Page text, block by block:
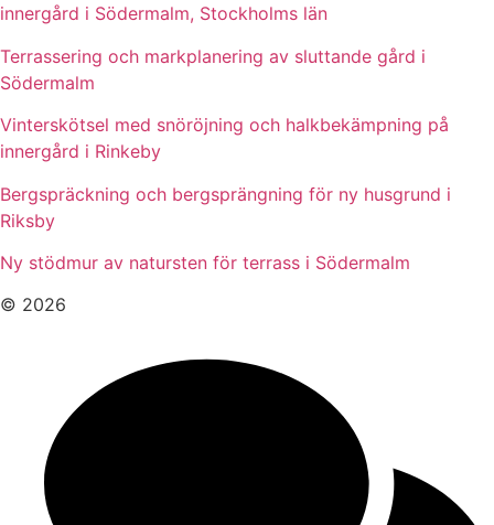
innergård i Södermalm, Stockholms län
Terrassering och markplanering av sluttande gård i
Södermalm
Vinterskötsel med snöröjning och halkbekämpning på
innergård i Rinkeby
Bergspräckning och bergsprängning för ny husgrund i
Riksby
Ny stödmur av natursten för terrass i Södermalm
© 2026